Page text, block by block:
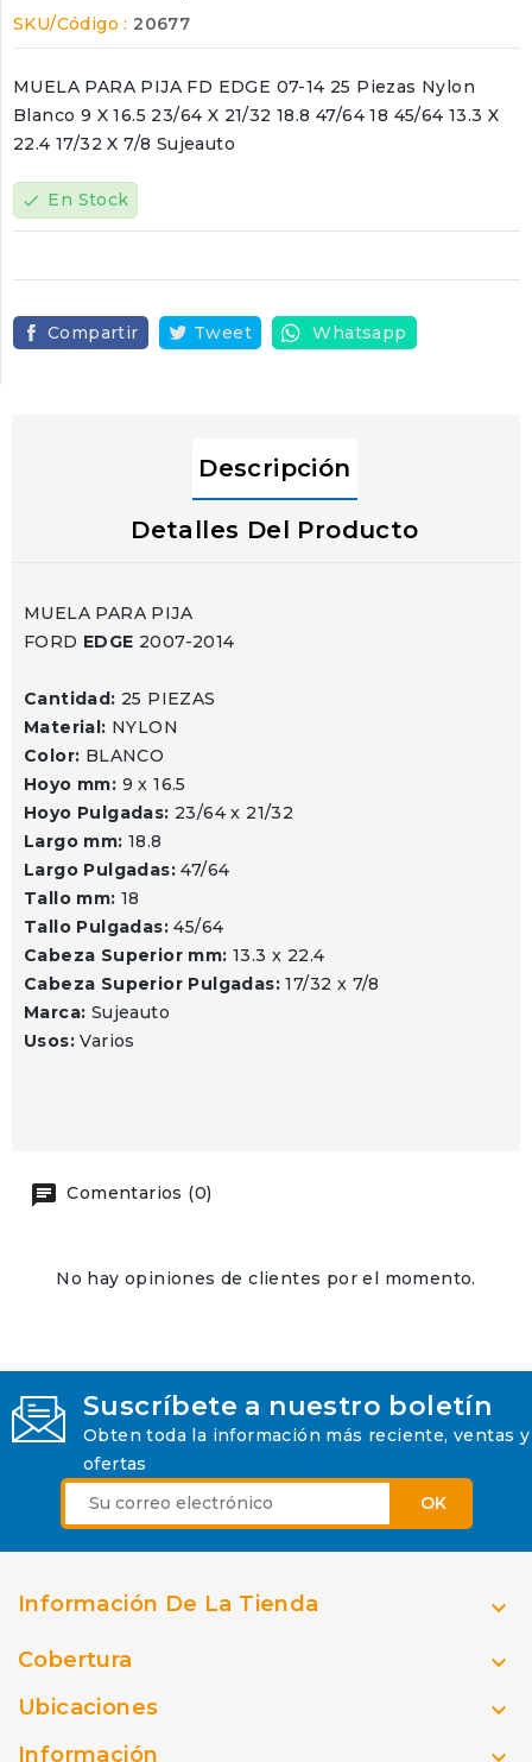
SKU/Código : 20677
MUELA PARA PIJA FD EDGE 07-14 25 Piezas Nylon
Blanco 9 X 16.5 23/64 X 21/32 18.8 47/64 18 45/64 13.3 X
22.4 17/32 X 7/8 Sujeauto
check En Stock
Compartir Tweet Whatsapp
Descripción
Detalles Del Producto
MUELA PARA PIJA
FORD EDGE 2007-2014
Cantidad: 25 PIEZAS
Material: NYLON
Color: BLANCO
Hoyo mm: 9 x 16.5
Hoyo Pulgadas: 23/64 x 21/32
Largo mm: 18.8
Largo Pulgadas:47/64
Tallo mm: 18
Tallo Pulgadas:45/64
Cabeza Superior mm: 13.3 x 22.4
Cabeza Superior Pulgadas:17/32 x 7/8
Marca: Sujeauto
Usos: Varios
Comentarios (0)
No hay opiniones de clientes por el momento.
Suscríbete a nuestro boletín
Obten toda la información más reciente, ventas y
ofertas
Información De La Tienda 
Cobertura 
Ubicaciones 
Información